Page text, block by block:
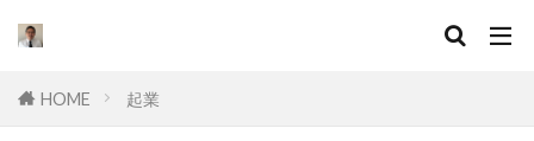
HOME 起業
カテゴリー